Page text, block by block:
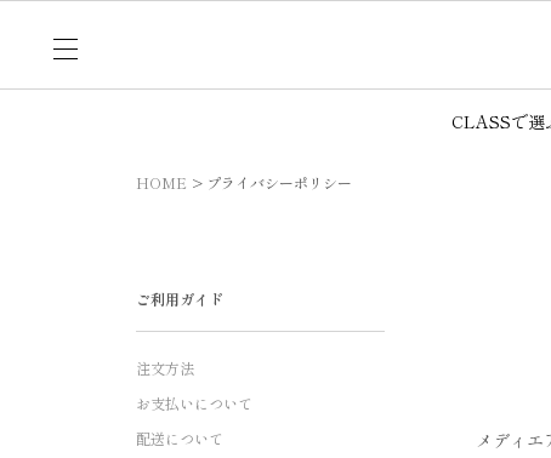
CLASSで選
HOME プライバシーポリシー
ご利用ガイド
注文方法
お支払いについて
配送について
メディエ